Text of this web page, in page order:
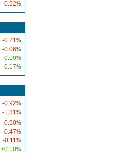
-0.52%
-0.21%
-0.06%
0.50%
0.17%
-0.92%
-1.31%
-0.50%
-0.47%
-0.11%
+0.10%